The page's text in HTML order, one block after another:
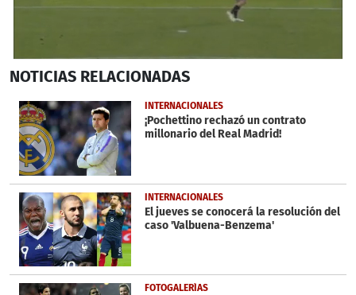
seconds
1
minute,
57
seconds
NOTICIAS RELACIONADAS
INTERNACIONALES
¡Pochettino rechazó un contrato
millonario del Real Madrid!
INTERNACIONALES
El jueves se conocerá la resolución del
caso 'Valbuena-Benzema'
FOTOGALERÍAS